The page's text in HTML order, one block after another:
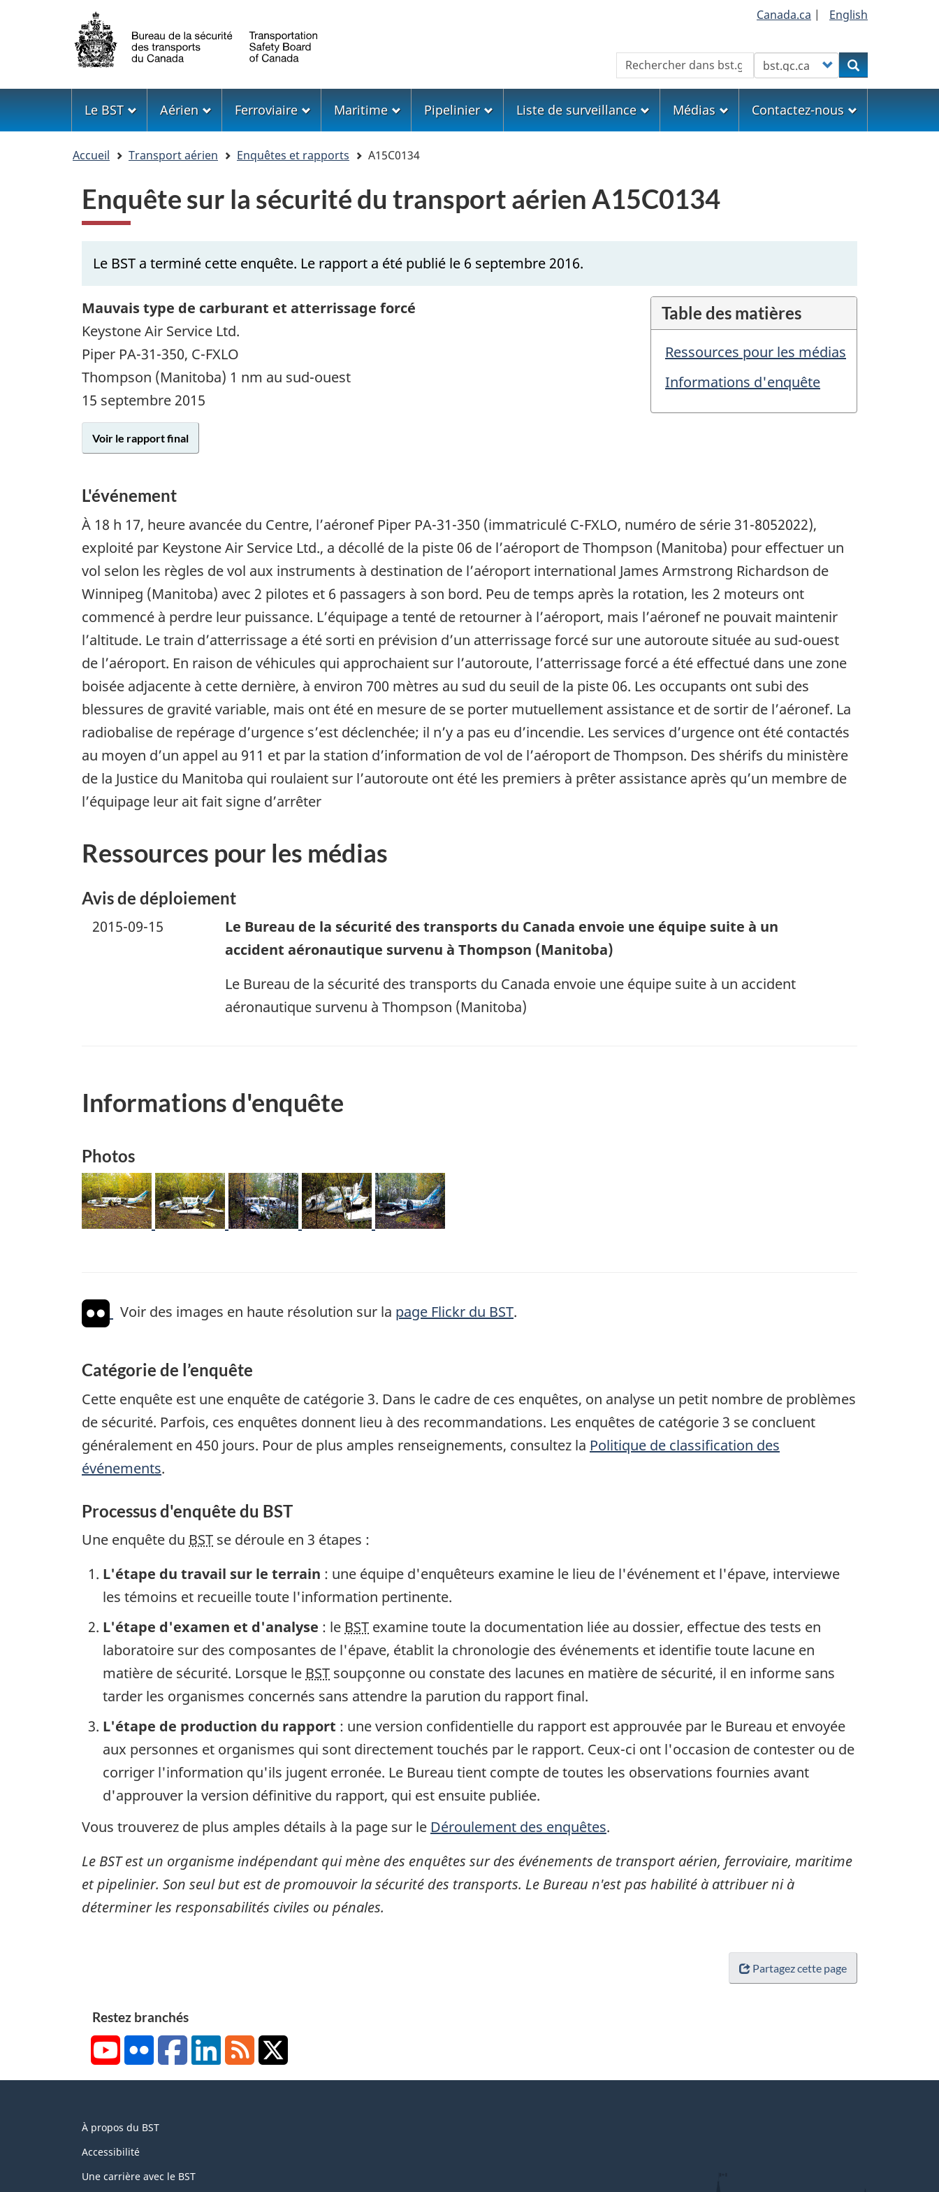
Sélection
de
la
langue
Canada.ca | English
Rechercher Customize your searchRechercher
Menu
Le BST Aérien Ferroviaire Maritime Pipelinier Liste de surveillance Médias Contactez-nous
Accueil Transport aérien Enquêtes et rapports A15C0134
Enquête sur la sécurité du transport aérien A15C0134
Le BST a terminé cette enquête. Le rapport a été publié le 6 septembre 2016.
Table des matières
Ressources pour les médias
Informations d'enquête
Mauvais type de carburant et atterrissage forcé
Keystone Air Service Ltd.
Piper PA-31-350, C-FXLO
Thompson (Manitoba) 1 nm au sud-ouest
15 septembre 2015
Voir le rapport final
L'événement
À 18 h 17, heure avancée du Centre, l’aéronef Piper PA-31-350 (immatriculé C-FXLO, numéro de série 31-8052022),
exploité par Keystone Air Service Ltd., a décollé de la piste 06 de l’aéroport de Thompson (Manitoba) pour effectuer un
vol selon les règles de vol aux instruments à destination de l’aéroport international James Armstrong Richardson de
Winnipeg (Manitoba) avec 2 pilotes et 6 passagers à son bord. Peu de temps après la rotation, les 2 moteurs ont
commencé à perdre leur puissance. L’équipage a tenté de retourner à l’aéroport, mais l’aéronef ne pouvait maintenir
l’altitude. Le train d’atterrissage a été sorti en prévision d’un atterrissage forcé sur une autoroute située au sud-ouest
de l’aéroport. En raison de véhicules qui approchaient sur l’autoroute, l’atterrissage forcé a été effectué dans une zone
boisée adjacente à cette dernière, à environ 700 mètres au sud du seuil de la piste 06. Les occupants ont subi des
blessures de gravité variable, mais ont été en mesure de se porter mutuellement assistance et de sortir de l’aéronef. La
radiobalise de repérage d’urgence s’est déclenchée; il n’y a pas eu d’incendie. Les services d’urgence ont été contactés
au moyen d’un appel au 911 et par la station d’information de vol de l’aéroport de Thompson. Des shérifs du ministère
de la Justice du Manitoba qui roulaient sur l’autoroute ont été les premiers à prêter assistance après qu’un membre de
l’équipage leur ait fait signe d’arrêter
Ressources pour les médias
Avis de déploiement
2015-09-15
Le Bureau de la sécurité des transports du Canada envoie une équipe suite à un
accident aéronautique survenu à Thompson (Manitoba)
Le Bureau de la sécurité des transports du Canada envoie une équipe suite à un accident
aéronautique survenu à Thompson (Manitoba)
Informations d'enquête
Photos
Image Image Image Image Image
Voir des images en haute résolution sur la page Flickr du BST.
Catégorie de l’enquête
Cette enquête est une enquête de catégorie 3. Dans le cadre de ces enquêtes, on analyse un petit nombre de problèmes
de sécurité. Parfois, ces enquêtes donnent lieu à des recommandations. Les enquêtes de catégorie 3 se concluent
généralement en 450 jours. Pour de plus amples renseignements, consultez la Politique de classification des
événements.
Processus d'enquête du BST
Une enquête du BST se déroule en 3 étapes :
L'étape du travail sur le terrain : une équipe d'enquêteurs examine le lieu de l'événement et l'épave, interviewe
les témoins et recueille toute l'information pertinente.
L'étape d'examen et d'analyse : le BST examine toute la documentation liée au dossier, effectue des tests en
laboratoire sur des composantes de l'épave, établit la chronologie des événements et identifie toute lacune en
matière de sécurité. Lorsque le BST soupçonne ou constate des lacunes en matière de sécurité, il en informe sans
tarder les organismes concernés sans attendre la parution du rapport final.
L'étape de production du rapport : une version confidentielle du rapport est approuvée par le Bureau et envoyée
aux personnes et organismes qui sont directement touchés par le rapport. Ceux-ci ont l'occasion de contester ou de
corriger l'information qu'ils jugent erronée. Le Bureau tient compte de toutes les observations fournies avant
d'approuver la version définitive du rapport, qui est ensuite publiée.
Vous trouverez de plus amples détails à la page sur le Déroulement des enquêtes.
Le BST est un organisme indépendant qui mène des enquêtes sur des événements de transport aérien, ferroviaire, maritime
et pipelinier. Son seul but est de promouvoir la sécurité des transports. Le Bureau n'est pas habilité à attribuer ni à
déterminer les responsabilités civiles ou pénales.
Partagez cette page
Restez branchés
YouTubeFlickr FacebookLinkedInRSS
this
site
À propos du BST
Accessibilité
Une carrière avec le BST